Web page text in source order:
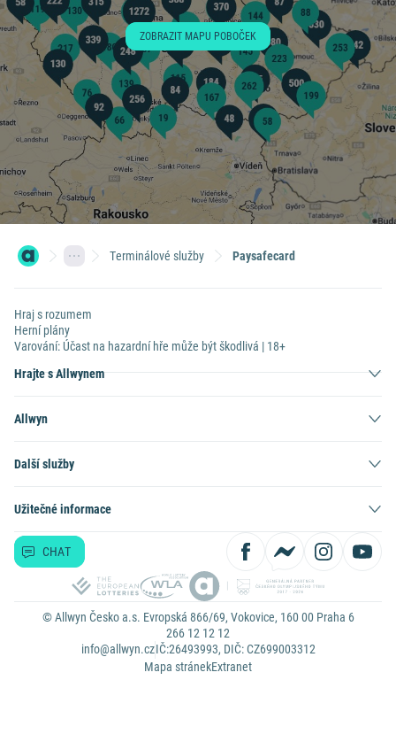
ZOBRAZIT MAPU POBOČEK
Terminálové služby Paysafecard
Hraj s rozumem
Herní plány
Varování: Účast na hazardní hře může být škodlivá | 18+
Hrajte s Allwynem
Allwyn
Další služby
Užitečné informace
CHAT
© Allwyn Česko a.s. Evropská 866/69, Vokovice, 160 00 Praha 6
266 12 12 12
info@allwyn.czIČ:26493993, DIČ: CZ699003312
Mapa stránekExtranet